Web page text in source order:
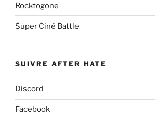
Rocktogone
Super Ciné Battle
SUIVRE AFTER HATE
Discord
Facebook